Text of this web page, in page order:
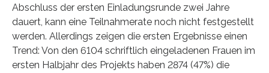
Abschluss der ersten Einladungsrunde zwei Jahre
dauert, kann eine Teilnahmerate noch nicht festgestellt
werden. Allerdings zeigen die ersten Ergebnisse einen
Trend: Von den 6104 schriftlich eingeladenen Frauen im
ersten Halbjahr des Projekts haben 2874 (47%) die